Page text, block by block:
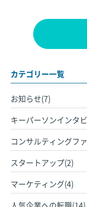
カテゴリー一覧
お知らせ(7)
キーパーソンインタ
コンサルティングフ
スタートアップ(2)
マーケティング(4)